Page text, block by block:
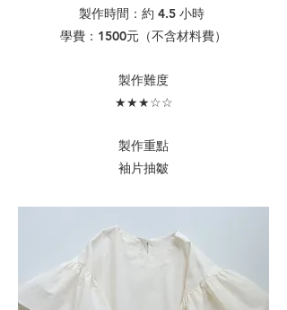
製作時間：約 4.5 小時
學費：1500元（不含材料費）
​製作難度
★★★☆☆
製作重點
袖片抽皺